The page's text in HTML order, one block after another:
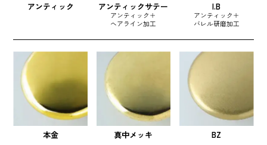
アンティック アンティックサテー
アンティック＋
ヘアライン加工
I.B
アンティック＋
バレル研磨加工
本金 真中メッキ BZ